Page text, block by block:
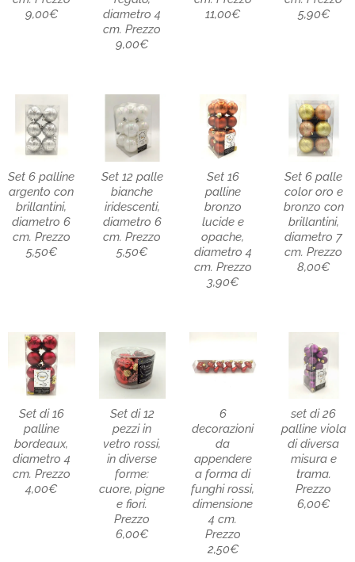
9,00€
diametro 4
cm. Prezzo
9,00€
11,00€
5,90€
Set 6 palline
argento con
brillantini,
diametro 6
cm. Prezzo
5,50€
Set 12 palle
bianche
iridescenti,
diametro 6
cm. Prezzo
5,50€
Set 16
palline
bronzo
lucide e
opache,
diametro 4
cm. Prezzo
3,90€
Set 6 palle
color oro e
bronzo con
brillantini,
diametro 7
cm. Prezzo
8,00€
Set di 16
palline
bordeaux,
diametro 4
cm. Prezzo
4,00€
Set di 12
pezzi in
vetro rossi,
in diverse
forme:
cuore, pigne
e fiori.
Prezzo
6,00€
6
decorazioni
da
appendere
a forma di
funghi rossi,
dimensione
4 cm.
Prezzo
2,50€
set di 26
palline viola
di diversa
misura e
trama.
Prezzo
6,00€